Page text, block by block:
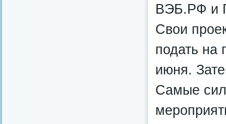
ВЭБ.РФ и
Свои
подать на
июня.
Самые